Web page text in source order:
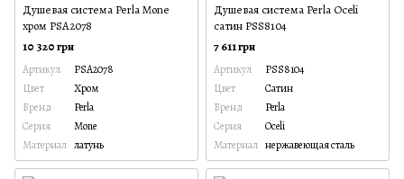
Душевая система Perla Mone
хром PSA2078
10 320 грн
Артикул
PSA2078
Цвет
Хром
Бренд
Perla
Серия
Mone
Материал латунь
Душевая система Perla Oceli
сатин PSS8104
7 611 грн
Артикул
PSS8104
Цвет
Сатин
Бренд
Perla
Серия
Oceli
Материал нержавеющая сталь